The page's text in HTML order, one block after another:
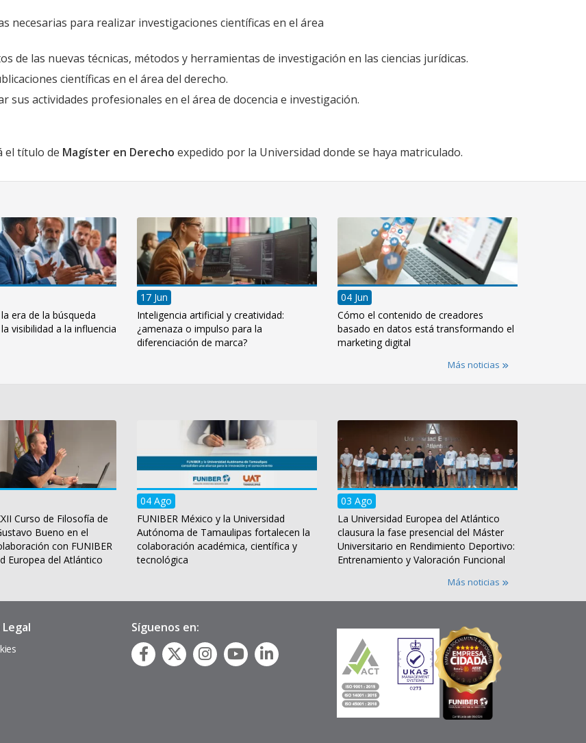
necesarias para realizar investigaciones científicas en el área
de las nuevas técnicas, métodos y herramientas de investigación en las ciencias jurídicas.
científicas en el área del derecho.
actividades profesionales en el área de docencia e investigación.
el título de Magíster en Derecho expedido por la Universidad donde se haya matriculado.
era de la búsqueda
visibilidad a la influencia
17 Jun
Inteligencia artificial y creatividad:
¿amenaza o impulso para la
diferenciación de marca?
04 Jun
Cómo el contenido de creadores
basado en datos está transformando el
marketing digital
Más noticias
Curso de Filosofía de
Bueno en el
con FUNIBER
Europea del Atlántico
04 Ago
FUNIBER México y la Universidad
Autónoma de Tamaulipas fortalecen la
colaboración académica, científica y
tecnológica
03 Ago
La Universidad Europea del Atlántico
clausura la fase presencial del Máster
Universitario en Rendimiento Deportivo:
Entrenamiento y Valoración Funcional
Más noticias
Síguenos en: